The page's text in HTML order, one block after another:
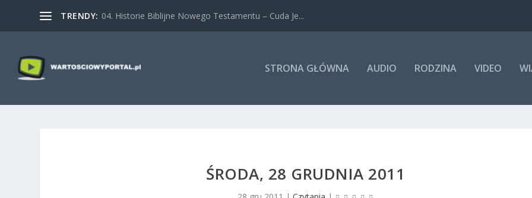
TRENDY: 04. Historie Biblijne Nowego Testamentu – Cuda Je...
STRONA GŁÓWNA AUDIO RODZINA VIDEO
ŚRODA, 28 GRUDNIA 2011